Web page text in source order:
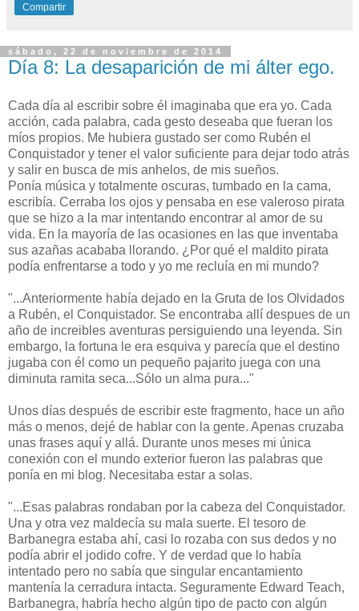
Compartir
sábado, 22 de noviembre de 2014
Día 8: La desaparición de mi álter ego.
Cada día al escribir sobre él imaginaba que era yo. Cada
acción, cada palabra, cada gesto deseaba que fueran los
míos propios. Me hubiera gustado ser como Rubén el
Conquistador y tener el valor suficiente para dejar todo atrás
y salir en busca de mis anhelos, de mis sueños.
Ponía música y totalmente oscuras, tumbado en la cama,
escribía. Cerraba los ojos y pensaba en ese valeroso pirata
que se hizo a la mar intentando encontrar al amor de su
vida. En la mayoría de las ocasiones en las que inventaba
sus azañas acababa llorando. ¿Por qué el maldito pirata
podía enfrentarse a todo y yo me recluía en mi mundo?
"...Anteriormente había dejado en la Gruta de los Olvidados
a Rubén, el Conquistador. Se encontraba allí despues de un
año de increibles aventuras persiguiendo una leyenda. Sin
embargo, la fortuna le era esquiva y parecía que el destino
jugaba con él como un pequeño pajarito juega con una
diminuta ramita seca...Sólo un alma pura..."
Unos días después de escribir este fragmento, hace un año
más o menos, dejé de hablar con la gente. Apenas cruzaba
unas frases aquí y allá. Durante unos meses mi única
conexión con el mundo exterior fueron las palabras que
ponía en mi blog. Necesitaba estar a solas.
"...Esas palabras rondaban por la cabeza del Conquistador.
Una y otra vez maldecía su mala suerte. El tesoro de
Barbanegra estaba ahí, casi lo rozaba con sus dedos y no
podía abrir el jodido cofre. Y de verdad que lo había
intentado pero no sabía que singular encantamiento
mantenía la cerradura intacta. Seguramente Edward Teach,
Barbanegra, habría hecho algún tipo de pacto con algún